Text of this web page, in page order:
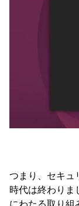
つまり、セキュ
時代は終わりま
にわたる取り組